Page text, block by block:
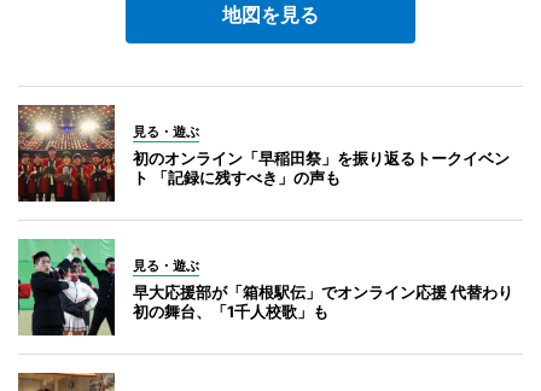
地図を見る
見る・遊ぶ
初のオンライン「早稲田祭」を振り返るトークイベン
ト 「記録に残すべき」の声も
見る・遊ぶ
早大応援部が「箱根駅伝」でオンライン応援 代替わり
初の舞台、「1千人校歌」も